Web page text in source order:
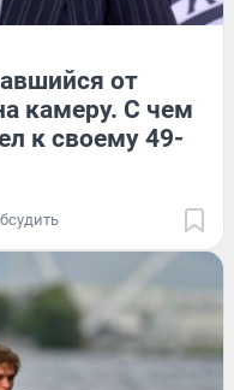
от
камеру. С чем
к своему 49-